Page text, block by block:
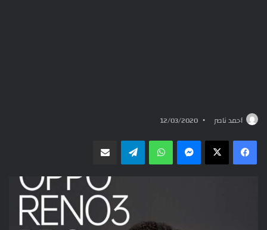
أحمد ناصر 12/03/2020
ماسنجر واتسابتيلقرام